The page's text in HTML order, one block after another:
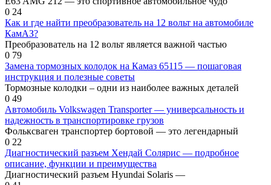
0 24
Как и где найти преобразователь на 12 вольт на автомобиле
КамАЗ?
Преобразователь на 12 вольт является важной частью
0 79
Замена тормозных колодок на Камаз 65115 — пошаговая
инструкция и полезные советы
Тормозные колодки – одни из наиболее важных деталей
0 49
Автомобиль Volkswagen Transporter — универсальность и
надежность в транспортировке грузов
Фольксваген транспортер бортовой — это легендарный
0 22
Диагностический разъем Хендай Солярис — подробное
описание, функции и преимущества
Диагностический разъем Hyundai Solaris —